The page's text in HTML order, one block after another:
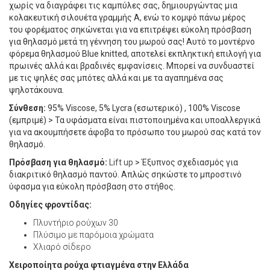
χωρίς να διαγράφει τις καμπύλες σας, δημιουργώντας μια
κολακευτική σιλουέτα γραμμής Α, ενώ το κομψό πάνω μέρος
του φορέματος σηκώνεται για να επιτρέψει εύκολη πρόσβαση
για θηλασμό μετά τη γέννηση του μωρού σας! Αυτό το μοντέρνο
φόρεμα θηλασμού Blue knitted, αποτελεί εκπληκτική επιλογή για
πρωινές αλλά και βραδινές εμφανίσεις. Μπορεί να συνδυαστεί
με τις ψηλές σας μπότες αλλά και με τα αγαπημένα σας
ψηλοτάκουνα.
Σύνθεση: 95% Viscose, 5% Lycra (εσωτερικό) , 100% Viscose
(εμπριμέ) > Τα υφάσματα είναι πιστοποιημένα και υποαλλεργικά
για να ακουμπήσετε άφοβα το πρόσωπο του μωρού σας κατά τον
θηλασμό.
Πρόσβαση για θηλασμό: Lift up > Έξυπνος σχεδιασμός για
διακριτικό θηλασμό παντού. Απλώς σηκώστε το μπροστινό
ύφασμα για εύκολη πρόσβαση στο στήθος.
Οδηγίες φροντίδας:
Πλυντήριο ρούχων 30
Πλύσιμο με παρόμοια χρώματα
Χλιαρό σίδερο
Χειροποίητα ρούχα φτιαγμένα στην Ελλάδα